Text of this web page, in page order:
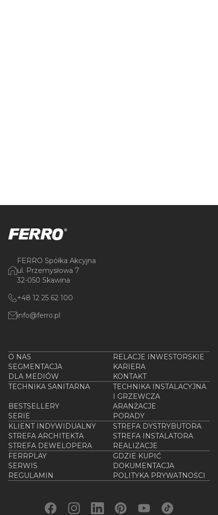
FERRO Spółka Akcyjna
ul. Przemysłowa 7
32-050 Skawina
+48 12 25 62 100
info@ferro.pl
O NAS
RELACJE INWESTORSKIE
SEGMENTACJA
KARIERA
DLA MEDIÓW
KONTAKT
TECHNIKA SANITARNA
TECHNIKA INSTALACYJNA
I GRZEWCZA
BESTSELLERY
ARANŻACJE
SERIE
PORADY
KLIENT INDYWIDUALNY
STREFA DYSTRYBUTORA
STREFA ARCHITEKTA
STREFA INSTALATORA
STREFA DEWELOPERA
REALIZACJE
FERRPLAY
GDZIE KUPIĆ
SERWIS
DOKUMENTACJA
REGULAMIN
POLITYKA PRYWATNOŚCI